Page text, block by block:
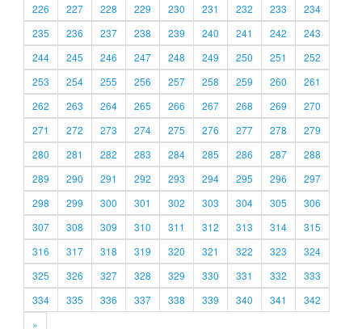
226
227 228 229 230 231 232 233
234
235
236 237 238 239 240 241 242
243
244
245 246 247 248 249 250 251
252
253
254 255 256 257 258 259 260
261
262
263 264 265 266 267 268 269
270
271
272 273 274 275 276 277 278
279
280
281 282 283 284 285 286 287
288
289
290 291 292 293 294 295 296
297
298
299 300 301 302 303 304 305
306
307
308 309 310 311 312 313 314
315
316
317 318 319 320 321 322 323
324
325
326 327 328 329 330 331 332
333
334
335 336 337 338 339 340 341
342
»